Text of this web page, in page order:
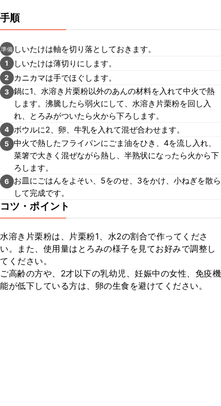
手順
準備 しいたけは軸を切り落としておきます。
1 しいたけは薄切りにします。
2 カニカマは手でほぐします。
3 鍋に1、水溶き片栗粉以外のあんの材料を入れて中火で熱
します。沸騰したら弱火にして、水溶き片栗粉を回し入
れ、とろみがついたら火から下ろします。
4 ボウルに2、卵、牛乳を入れて混ぜ合わせます。
5 中火で熱したフライパンにごま油をひき、4を流し入れ、
菜箸で大きく混ぜながら熱し、半熟状になったら火から下
ろします。
6
お皿にごはんをよそい、5をのせ、3をかけ、小ねぎを散ら
して完成です。
コツ・ポイント
水溶き片栗粉は、片栗粉1、水2の割合で作ってくださ
い。また、使用量はとろみの様子を見てお好みで調整し
てください。
ご高齢の方や、2才以下の乳幼児、妊娠中の女性、免疫機
能が低下している方は、卵の生食を避けてください。